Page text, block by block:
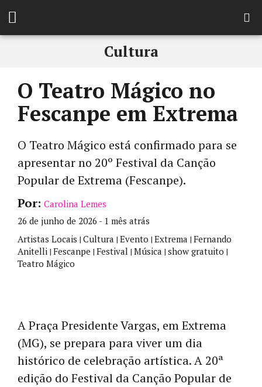
Cultura
O Teatro Mágico no
Fescanpe em Extrema
O Teatro Mágico está confirmado para se
apresentar no 20º Festival da Canção
Popular de Extrema (Fescanpe).
Por: Carolina Lemes
26 de junho de 2026 - 1 mês atrás
Artistas Locais | Cultura | Evento | Extrema | Fernando
Anitelli | Fescanpe | Festival | Música | show gratuito |
Teatro Mágico
A Praça Presidente Vargas, em Extrema
(MG), se prepara para viver um dia
histórico de celebração artística. A 20ª
edição do Festival da Canção Popular de